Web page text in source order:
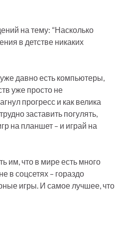
на тему: “Насколько
в детстве никаких
давно есть компьютеры,
уже просто не
прогресс и как велика
заставить погулять,
на планшет – и играй на
им, что в мире есть много
в соцсетях – гораздо
игры. И самое лучшее, что